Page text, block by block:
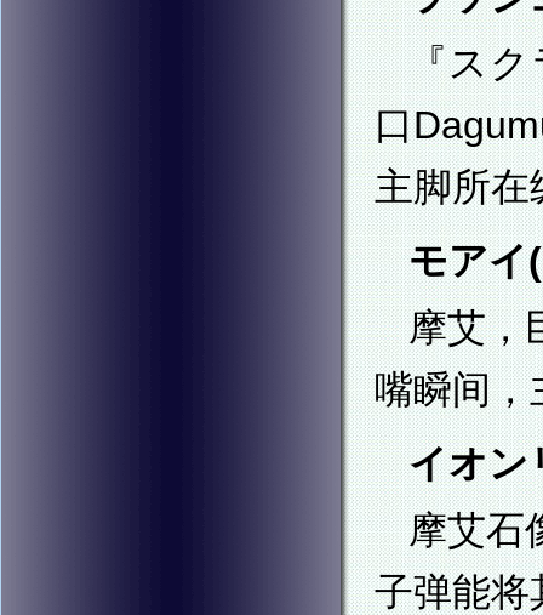
『スク
口
主脚所在
モアイ
摩艾，
嘴瞬间，
イオン
摩艾石
子弹能将